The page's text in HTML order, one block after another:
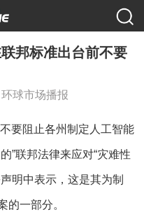
邦标准出台前不要
球市场播报
要阻止各州制定人工智能
”联邦法律来应对“灾难性
明中表示，这是其为制
的一部分。